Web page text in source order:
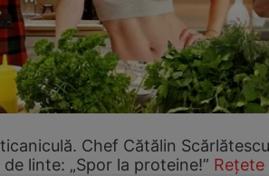
Chef Cătălin
linte: „Spor la proteine!” Rețete